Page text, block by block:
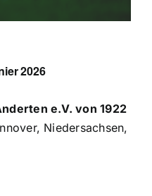
2026
e.V. von 1922
Niedersachsen,